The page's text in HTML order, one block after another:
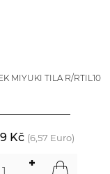
MIYUKI TILA R/RTIL10
Kč (6,57 Euro)